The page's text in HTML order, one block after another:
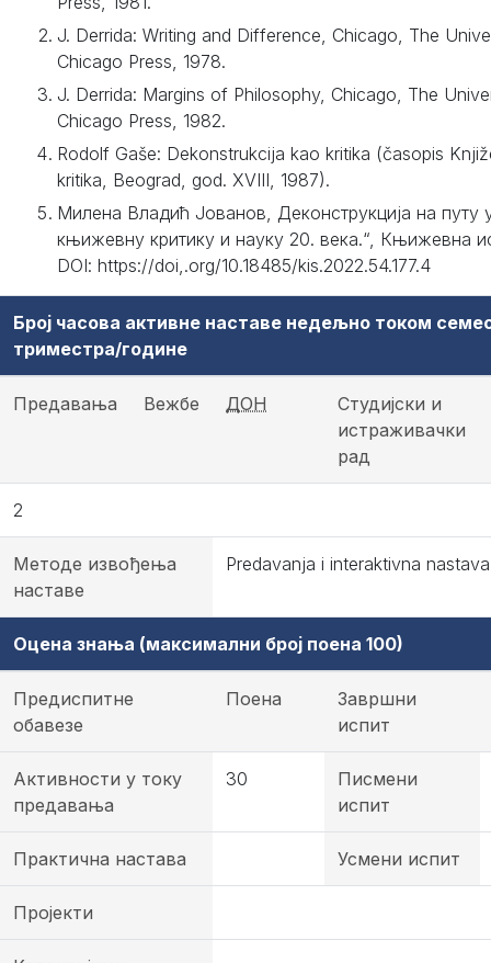
J. Derrida: Writing and Difference, Chicago, The
Chicago Press, 1978.
J. Derrida: Margins of Philosophy, Chicago, The
Chicago Press, 1982.
Rodolf Gaše: Dekonstrukcija kao kritika (časopis
kritika, Beograd, god. XVIII, 1987).
Милена Владић Јованов, Деконструкција на путу
књижевну критику и науку 20. века.“, Књижевна
DOI: https://doi,.org/10.18485/kis.2022.54.177.4
Број часова активне наставе недељно током
триместра/године
Предавања Вежбе ДОН
Студијски и
истраживачки
рад
2
Методе извођења
наставе
Predavanja i interaktivna
Оцена знања (максимални број поена 100)
Предиспитне
обавезе
Поена
Завршни
испит
Активности у току
предавања
30
Писмени
испит
Практична настава Усмени испит
Пројекти